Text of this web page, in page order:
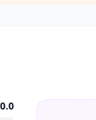
0.0